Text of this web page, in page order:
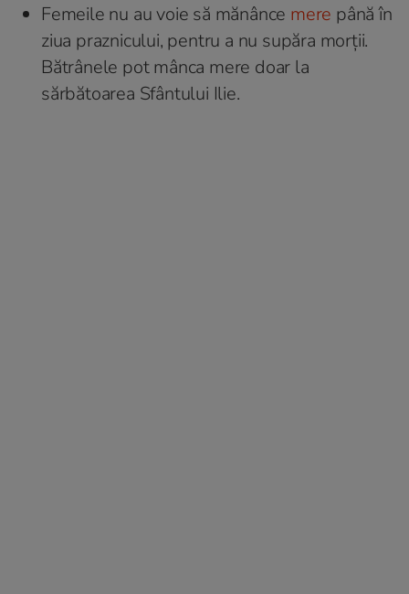
Femeile nu au voie să mănânce mere până în
ziua praznicului, pentru a nu supăra morții.
Bătrânele pot mânca mere doar la
sărbătoarea Sfântului Ilie.